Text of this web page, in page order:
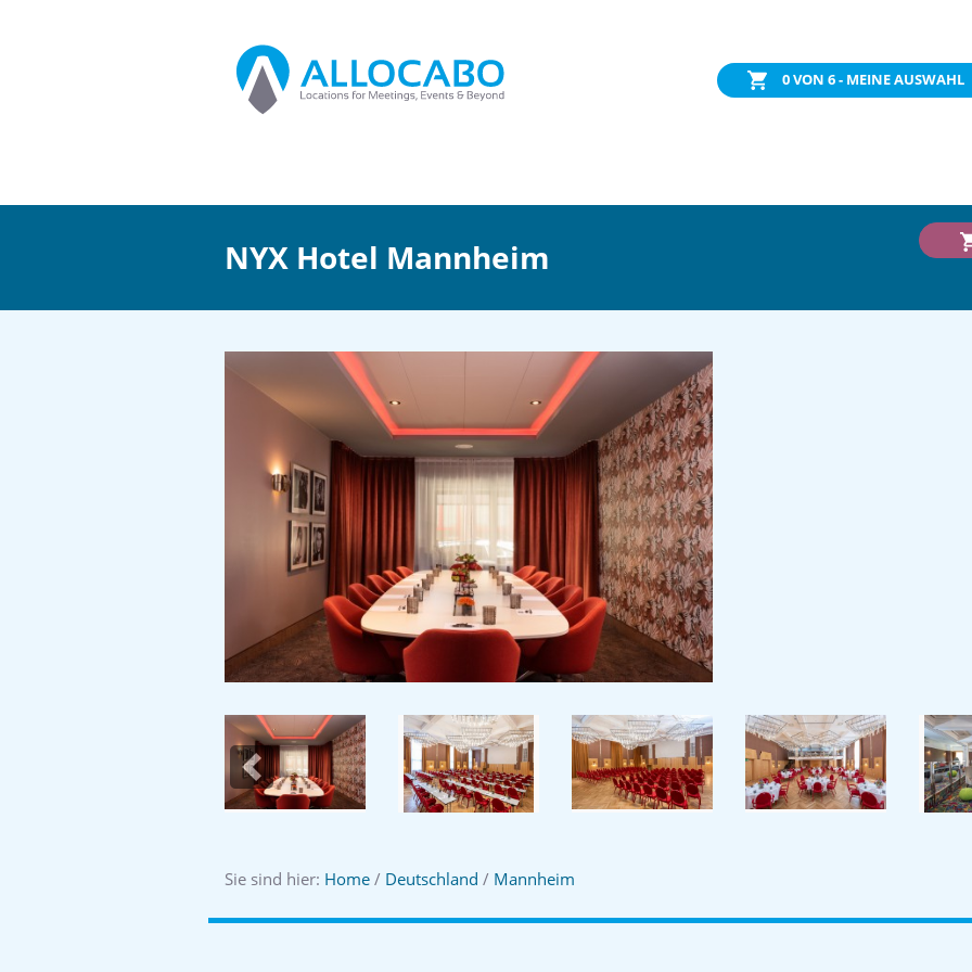
0VON 6 - MEINE AUSWAHL
NYX Hotel Mannheim
Previous
Sie sind hier: Home / Deutschland / Mannheim